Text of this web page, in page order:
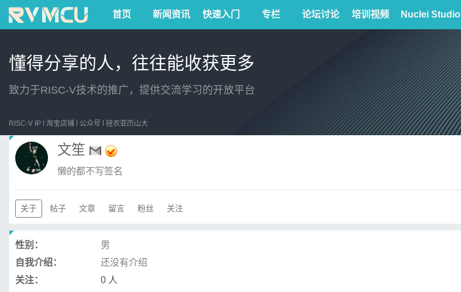
首页 新闻资讯 快速入门 专栏 论坛讨论 培训视频 Nuclei Studio
懂得分享的人，往往能收获更多
致力于RISC-V技术的推广，提供交流学习的开放平台
RISC-V IP 淘宝店铺 公众号 硅农亚历山大
文笙
懒的都不写签名
关于 帖子 文章 留言 粉丝 关注
性别：
男
自我介绍：
还没有介绍
关注：
0 人